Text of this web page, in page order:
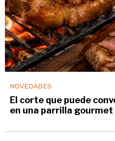
NOVEDADES
El corte que puede
en una parrilla gourmet